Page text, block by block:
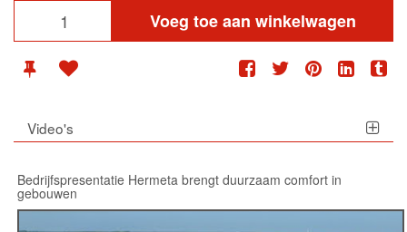
Voeg toe aan winkelwagen
Video's
Bedrijfspresentatie Hermeta brengt duurzaam comfort in
gebouwen